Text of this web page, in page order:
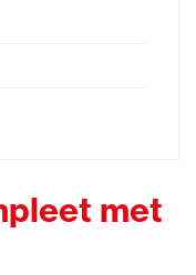
met